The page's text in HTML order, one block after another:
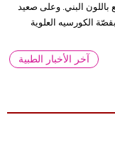
البني. وعلى صعيد
الكورسيه العلوية
آخر الأخبار الطبية